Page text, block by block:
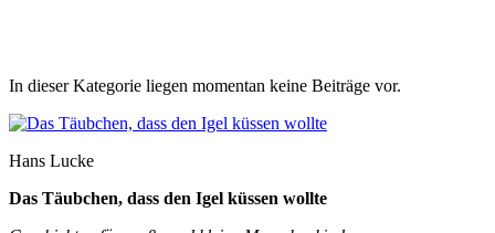
In dieser Kategorie liegen momentan keine Beiträge vor.
Hans Lucke
Das Täubchen, dass den Igel küssen wollte